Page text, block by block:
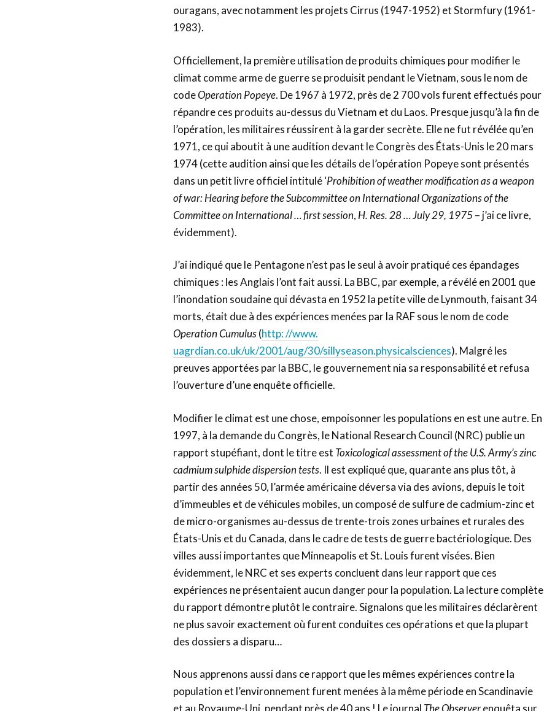
ouragans, avec notamment les projets Cirrus (1947-1952) et Stormfury (1961-
1983).
Officiellement, la première utilisation de produits chimiques pour modifier le
climat comme arme de guerre se produisit pendant le Vietnam, sous le nom de
codeOperation Popeye. De 1967 à 1972, près de 2 700 vols furent effectués pour
répandre ces produits au-dessus du Vietnam et du Laos. Presque jusqu’à la fin de
l’opération, les militaires réussirent à la garder secrète. Elle ne fut révélée qu’en
1971, ce qui aboutit à une audition devant le Congrès des États-Unis le 20 mars
1974 (cette audition ainsi que les détails de l’opération Popeye sont présentés
dans un petit livre officiel intitulé ‘Prohibition of weather modification as a weapon
of war: Hearing before the Subcommittee on International Organizations of the
Committee on International … first session, H. Res. 28 … July 29, 1975– j’ai ce livre,
évidemment).
J’ai indiqué que le Pentagone n’est pas le seul à avoir pratiqué ces épandages
chimiques : les Anglais l’ont fait aussi. La BBC, par exemple, a révélé en 2001 que
l’inondation soudaine qui dévasta en 1952 la petite ville de Lynmouth, faisant 34
morts, était due à des expériences menées par la RAF sous le nom de code
Operation Cumulus(http: //www.
uagrdian.co.uk/uk/2001/aug/30/sillyseason.physicalsciences). Malgré les
preuves apportées par la BBC, le gouvernement nia sa responsabilité et refusa
l’ouverture d’une enquête officielle.
Modifier le climat est une chose, empoisonner les populations en est une autre. En
1997, à la demande du Congrès, le National Research Council (NRC) publie un
rapport stupéfiant, dont le titre est Toxicological assessment of the U.S. Army’s zinc
cadmium sulphide dispersion tests. Il est expliqué que, quarante ans plus tôt, à
partir des années 50, l’armée américaine déversa via des avions, depuis le toit
d’immeubles et de véhicules mobiles, un composé de sulfure de cadmium-zinc et
de micro-organismes au-dessus de trente-trois zones urbaines et rurales des
États-Unis et du Canada, dans le cadre de tests de guerre bactériologique. Des
villes aussi importantes que Minneapolis et St. Louis furent visées. Bien
évidemment, le NRC et ses experts concluent dans leur rapport que ces
expériences ne présentaient aucun danger pour la population. La lecture complète
du rapport démontre plutôt le contraire. Signalons que les militaires déclarèrent
ne plus savoir exactement où furent conduites ces opérations et que la plupart
des dossiers a disparu…
Nous apprenons aussi dans ce rapport que les mêmes expériences contre la
population et l’environnement furent menées à la même période en Scandinavie
et au Royaume-Uni, pendant près de 40 ans ! Le journal The Observerenquêta sur